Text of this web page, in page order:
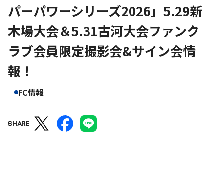
パーパワーシリーズ2026」5.29新
木場大会＆5.31古河大会ファンク
ラブ会員限定撮影会&サイン会情
報！
FC情報
SHARE